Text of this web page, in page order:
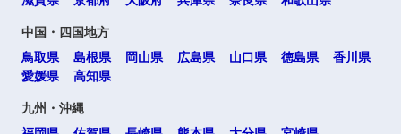
中国・四国地方
鳥取県
島根県 岡山県 広島県 山口県 徳島県
香川県
愛媛県
高知県
九州・沖縄